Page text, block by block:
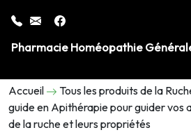
Pharmacie Homéopathie
Accueil
Tous les produits de la
guide en Apithérapie pour guider vos
de la ruche et leurs propriétés